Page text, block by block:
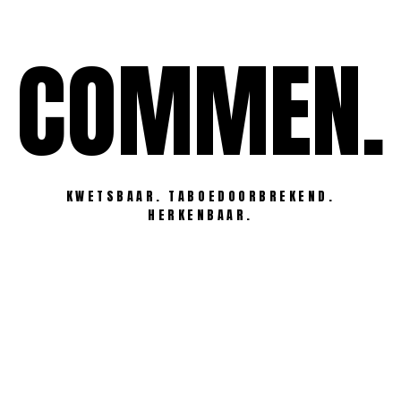
inhoudCOMMEN.
KWETSBAAR. TABOEDOORBREKEND.
HERKENBAAR.